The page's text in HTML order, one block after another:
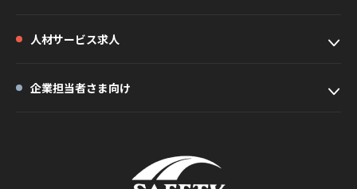
人材サービス求人
企業担当者さま向け